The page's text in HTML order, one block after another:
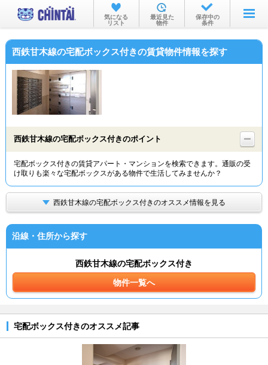
お部屋を探す
沿線・駅から
物件特集から
TOP
気になる
リスト
最近見た
物件
保存中の
条件
西鉄甘木線の宅配ボックス付きの賃貸物件情報を探す
西鉄甘木線の宅配ボックス付きのポイント
宅配ボックス付きの賃貸アパート・マンションを検索できます。通販の受
け取りも楽々な宅配ボックスがある物件で生活してみませんか？
西鉄甘木線の宅配ボックス付きのオススメ情報を見る
沿線・住所から探す
西鉄甘木線の宅配ボックス付き
物件一覧へ
宅配ボックス付きのオススメ記事